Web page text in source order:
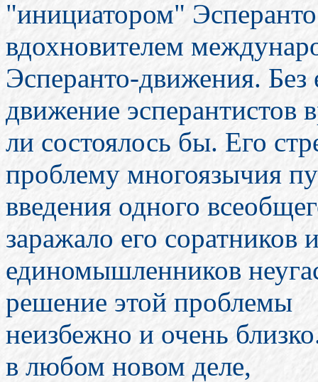
"инициатором"
вдохновителем
Эсперанто-движения. Без
движение эсперантистов
ли состоялось бы. Его
проблему многоязычия
введения одного
заражало его соратников
единомышленников
решение этой проблемы
неизбежно и очень
в любом новом деле,